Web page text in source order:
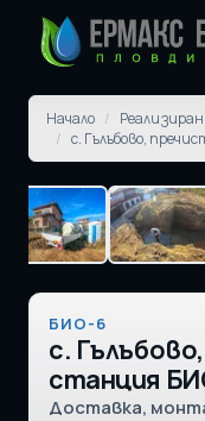
Начало /
/ с. Гълъбово,
БИО-6
с.
станция
Доставка,